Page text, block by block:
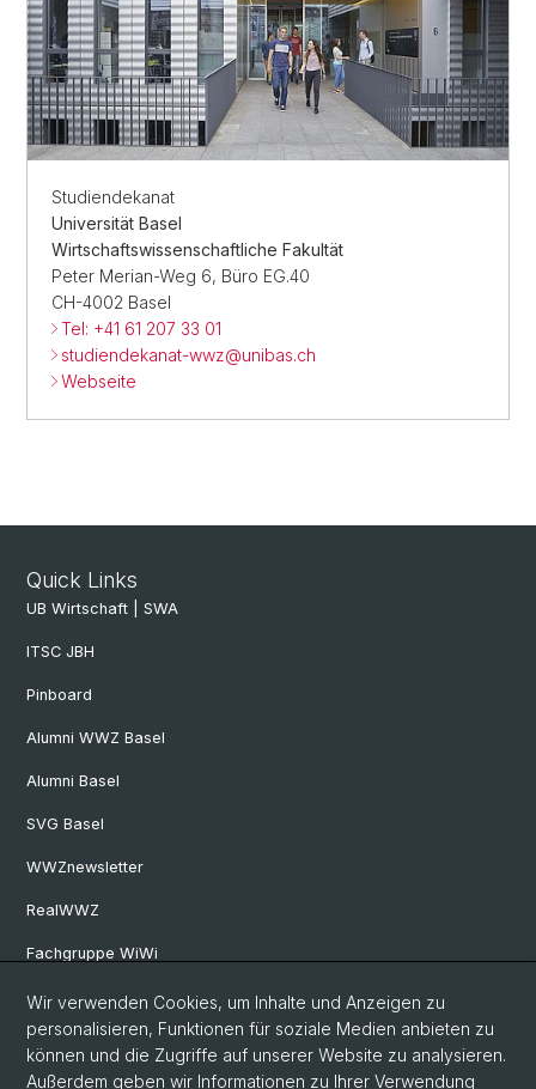
Studiendekanat
Universität Basel
Wirtschaftswissenschaftliche Fakultät
Peter Merian-Weg 6, Büro EG.40
CH-4002 Basel
Tel: +41 61 207 33 01
studiendekanat-wwz@unibas.ch
Webseite
Quick Links
UB Wirtschaft | SWA
ITSC JBH
Pinboard
Alumni WWZ Basel
Alumni Basel
SVG Basel
WWZnewsletter
RealWWZ
Fachgruppe WiWi
Social Media
LinkedIn
Wir verwenden Cookies, um Inhalte und Anzeigen zu
personalisieren, Funktionen für soziale Medien anbieten zu
können und die Zugriffe auf unserer Website zu analysieren.
Außerdem geben wir Informationen zu Ihrer Verwendung